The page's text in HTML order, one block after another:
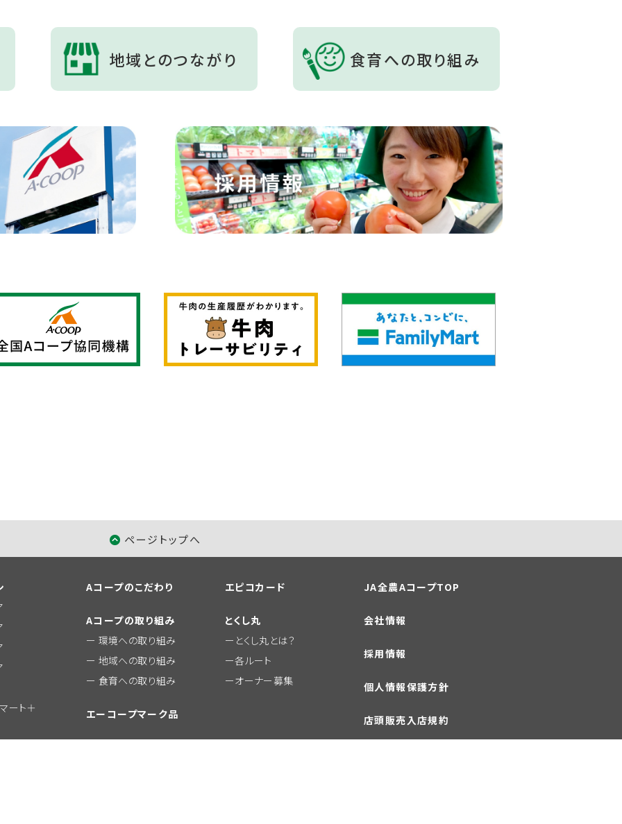
地域とのつながり 食育への取り組み
ページトップへ
ート＋
Aコープのこだわり
Aコープの取り組み
環境への取り組み
地域への取り組み
食育への取り組み
エーコープマーク品
エピコカード
とくし丸
とくし丸とは？
各ルート
オーナー募集
JA全農AコープTOP
会社情報
採用情報
個人情報保護方針
店頭販売入店規約